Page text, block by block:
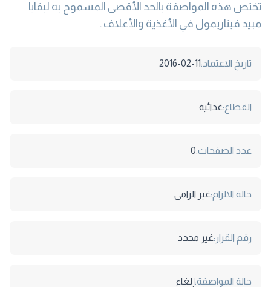
تختص هذه المواصفة بالحد الأقصى المسموح به لبقايا
مبيد فيناريمول في الأغذية والأعلاف .
تاريخ الاعتماد:2016-02-11
القطاع:غذائية
عدد الصفحات:0
حالة الالزام:غير الزامى
رقم القرار:غير محدد
حالة المواصفة:إلغاء